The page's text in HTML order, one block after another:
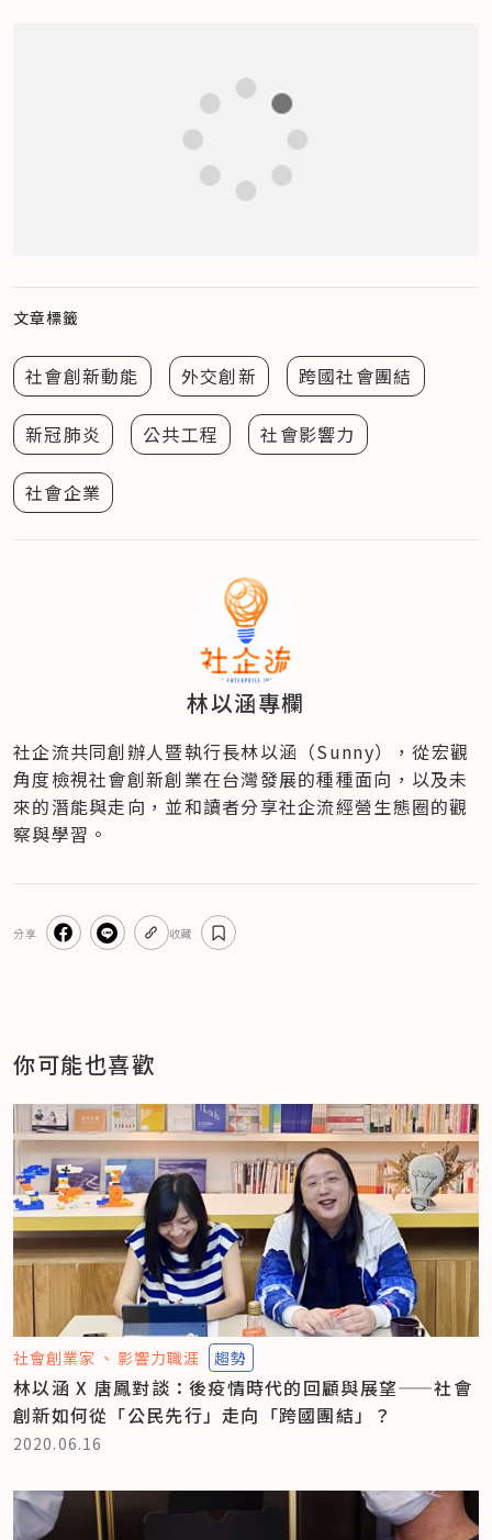
文章標籤
社會創新動能 外交創新 跨國社會團結
新冠肺炎 公共工程 社會影響力
社會企業
林以涵專欄
社企流共同創辦人暨執行長林以涵（Sunny），從宏觀
角度檢視社會創新創業在台灣發展的種種面向，以及未
來的潛能與走向，並和讀者分享社企流經營生態圈的觀
察與學習。
分享 收藏
你可能也喜歡
社會創業家 影響力職涯 趨勢
林以涵 X 唐鳳對談：後疫情時代的回顧與展望——社會
創新如何從「公民先行」走向「跨國團結」？
2020.06.16